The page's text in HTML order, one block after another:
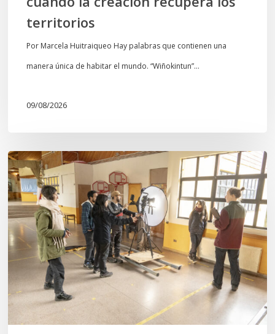
territorios
Por Marcela Huitraiqueo Hay palabras que contienen una
manera única de habitar el mundo. “Wiñokintun”…
09/08/2026
Toda
el
agua
del
mar:
largometraje
de
ficción
se